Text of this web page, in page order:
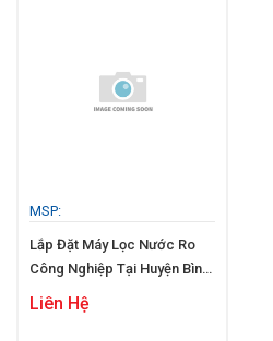
MSP:
Lắp Đặt Máy Lọc Nước Ro
Công Nghiệp Tại Huyện Bình
Tân
Liên Hệ